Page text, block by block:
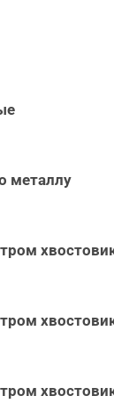
металлу